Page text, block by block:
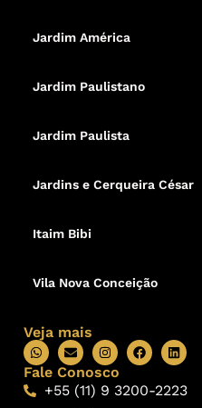
Jardim América
Jardim Paulistano
Jardim Paulista
Jardins e Cerqueira César
Itaim Bibi
Vila Nova Conceição
Veja mais
Fale Conosco
+55 (11) 9 3200-2223